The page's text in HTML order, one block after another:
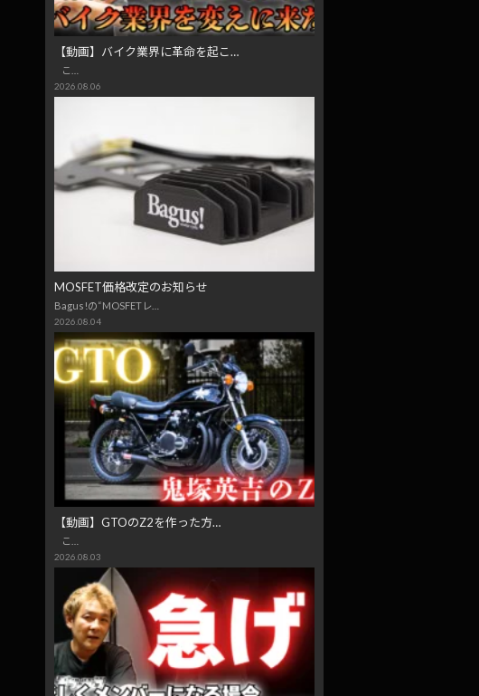
【動画】バイク業界に革命を起こ…
こ…
2026.08.06
MOSFET価格改定のお知らせ
Bagus!の“MOSFETレ…
2026.08.04
【動画】GTOのZ2を作った方…
こ…
2026.08.03